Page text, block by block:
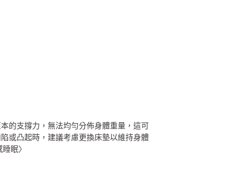
的支撐力，無法均勻分佈身體重量，這可
或凸起時，建議考慮更換床墊以維持身體
眠〉